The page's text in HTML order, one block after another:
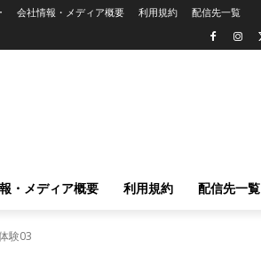
会社情報・メディア概要 利用規約 配信先一覧
・メディア概要 利用規約 配信先一覧
験03